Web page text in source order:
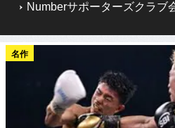
Numberサポーターズクラブ
名作